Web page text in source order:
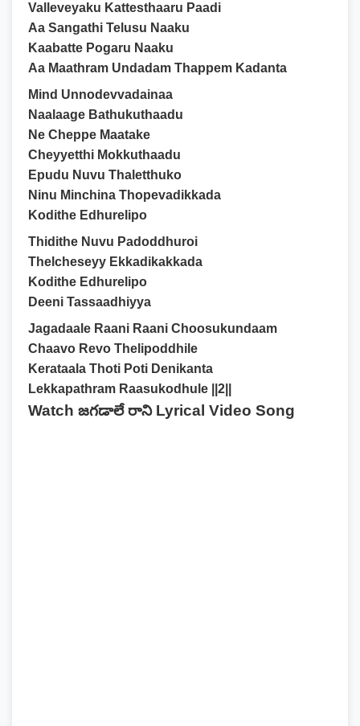
Valleveyaku Kattesthaaru Paadi
Aa Sangathi Telusu Naaku
Kaabatte Pogaru Naaku
Aa Maathram Undadam Thappem Kadanta
Mind Unnodevvadainaa
Naalaage Bathukuthaadu
Ne Cheppe Maatake
Cheyyetthi Mokkuthaadu
Epudu Nuvu Thaletthuko
Ninu Minchina Thopevadikkada
Kodithe Edhurelipo
Thidithe Nuvu Padoddhuroi
Thelcheseyy Ekkadikakkada
Kodithe Edhurelipo
Deeni Tassaadhiyya
Jagadaale Raani Raani Choosukundaam
Chaavo Revo Thelipoddhile
Kerataala Thoti Poti Denikanta
Lekkapathram Raasukodhule ||2||
Watch జగడాలే రాని Lyrical Video Song